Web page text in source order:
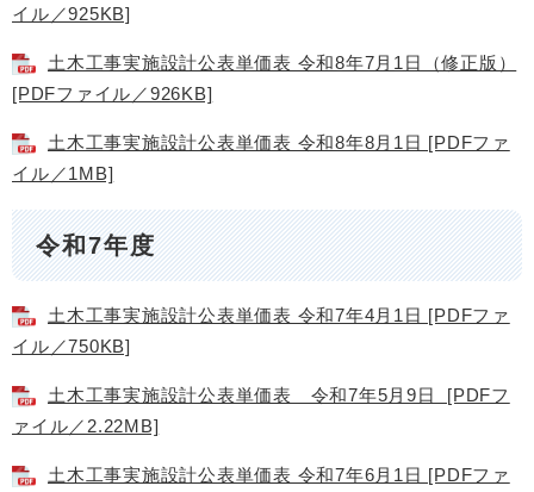
イル／925KB]
土木工事実施設計公表単価表 令和8年7月1日（修正版）
[PDFファイル／926KB]
土木工事実施設計公表単価表 令和8年8月1日 [PDFファ
イル／1MB]
令和7年度
土木工事実施設計公表単価表 令和7年4月1日 [PDFファ
イル／750KB]
土木工事実施設計公表単価表 令和7年5月9日 [PDFフ
ァイル／2.22MB]
土木工事実施設計公表単価表 令和7年6月1日 [PDFファ